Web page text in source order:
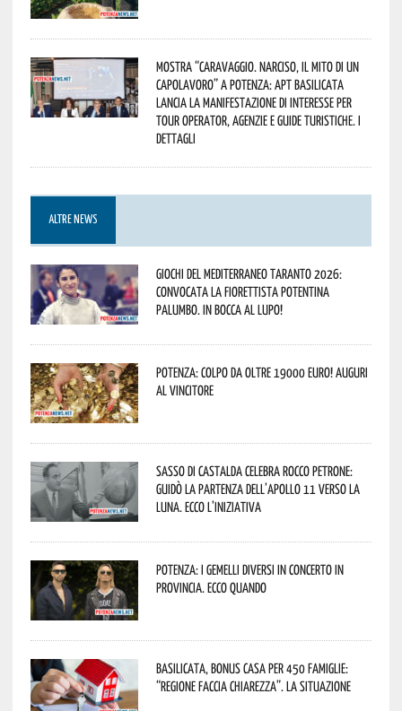
Mostra “Caravaggio. Narciso, il mito di un
capolavoro” a Potenza: APT Basilicata
lancia la manifestazione di interesse per
Tour Operator, Agenzie e Guide Turistiche. I
dettagli
ALTRE NEWS
Giochi del Mediterraneo Taranto 2026:
convocata la fiorettista potentina
Palumbo. In bocca al lupo!
Potenza: colpo da oltre 19000 Euro! Auguri
al vincitore
Sasso di Castalda celebra Rocco Petrone:
guidò la partenza dell’Apollo 11 verso la
Luna. Ecco l’iniziativa
Potenza: i Gemelli DiVersi in concerto in
provincia. Ecco quando
Basilicata, Bonus casa per 450 famiglie:
“Regione faccia chiarezza”. La situazione